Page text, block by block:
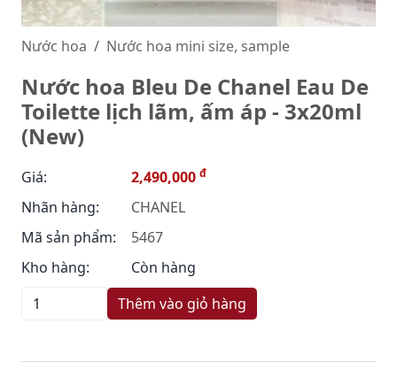
Nước hoa Nước hoa mini size, sample
Nước hoa Bleu De Chanel Eau De
Toilette lịch lãm, ấm áp - 3x20ml
(New)
Giá: 2,490,000 đ
Nhãn hàng:
CHANEL
Mã sản phẩm:
5467
Kho hàng:
Còn hàng
Thêm vào giỏ hàng